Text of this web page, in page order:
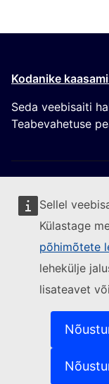
Sellel
Külastage
põhimõtete
lehekülje
lisateavet
Kodanike
Seda veebisaiti
Teabevahetuse
Jälgige Euroopa
Võtke meiega
Teatage
Keeled meie
(Välislink)
Isikuandmete kaitse
Õigusteave